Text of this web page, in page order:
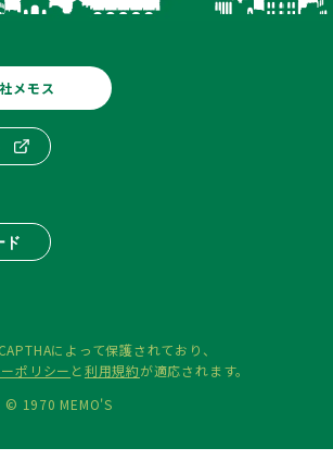
メモス
ド
によって保護されており、
ポリシー と利用規約が適応されます。
© 1970 MEMO'S